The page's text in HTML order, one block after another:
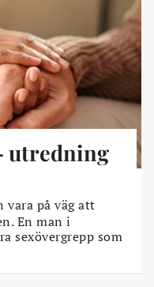
utredning
vara på väg att
En man i
sexövergrepp som